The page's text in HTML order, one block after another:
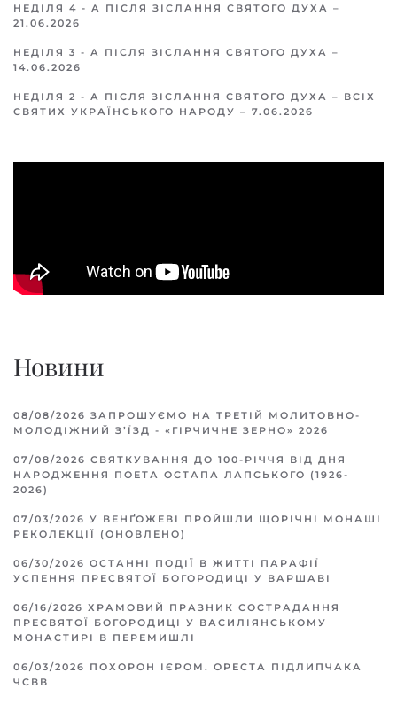
НЕДІЛЯ 4 - А ПІСЛЯ ЗІСЛАННЯ СВЯТОГО ДУХА –
21.06.2026
НЕДІЛЯ 3 - А ПІСЛЯ ЗІСЛАННЯ СВЯТОГО ДУХА –
14.06.2026
НЕДІЛЯ 2 - А ПІСЛЯ ЗІСЛАННЯ СВЯТОГО ДУХА – ВСІХ
СВЯТИХ УКРАЇНСЬКОГО НАРОДУ – 7.06.2026
Новини
08/08/2026 ЗАПРОШУЄМО НА ТРЕТІЙ МОЛИТОВНО-
МОЛОДІЖНИЙ З’ЇЗД - «ГІРЧИЧНЕ ЗЕРНО» 2026
07/08/2026 СВЯТКУВАННЯ ДО 100-РІЧЧЯ ВІД ДНЯ
НАРОДЖЕННЯ ПОЕТА ОСТАПА ЛАПСЬКОГО (1926-
2026)
07/03/2026 У ВЕНҐОЖЕВІ ПРОЙШЛИ ЩОРІЧНІ МОНАШІ
РЕКОЛЕКЦІЇ (ОНОВЛЕНО)
06/30/2026 ОСТАННІ ПОДІЇ В ЖИТТІ ПАРАФІЇ
УСПЕННЯ ПРЕСВЯТОЇ БОГОРОДИЦІ У ВАРШАВІ
06/16/2026 ХРАМОВИЙ ПРАЗНИК СОСТРАДАННЯ
ПРЕСВЯТОЇ БОГОРОДИЦІ У ВАСИЛІЯНСЬКОМУ
МОНАСТИРІ В ПЕРЕМИШЛІ
06/03/2026 ПОХОРОН ІЄРОМ. ОРЕСТА ПІДЛИПЧАКА
ЧСВВ